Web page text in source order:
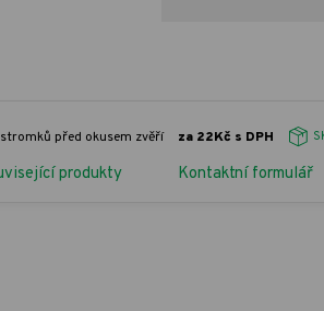
před okusem zvěří za 22Kč s DPH
produkty Kontaktní formulář